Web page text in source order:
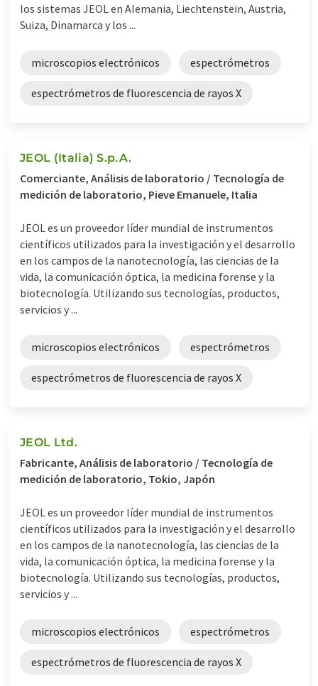
los sistemas JEOL en Alemania, Liechtenstein, Austria,
Suiza, Dinamarca y los ...
microscopios electrónicos espectrómetros
espectrómetros de fluorescencia de rayos X
JEOL (Italia) S.p.A.
Comerciante, Análisis de laboratorio / Tecnología de
medición de laboratorio, Pieve Emanuele, Italia
JEOL es un proveedor líder mundial de instrumentos
científicos utilizados para la investigación y el desarrollo
en los campos de la nanotecnología, las ciencias de la
vida, la comunicación óptica, la medicina forense y la
biotecnología. Utilizando sus tecnologías, productos,
servicios y ...
microscopios electrónicos espectrómetros
espectrómetros de fluorescencia de rayos X
JEOL Ltd.
Fabricante, Análisis de laboratorio / Tecnología de
medición de laboratorio, Tokio, Japón
JEOL es un proveedor líder mundial de instrumentos
científicos utilizados para la investigación y el desarrollo
en los campos de la nanotecnología, las ciencias de la
vida, la comunicación óptica, la medicina forense y la
biotecnología. Utilizando sus tecnologías, productos,
servicios y ...
microscopios electrónicos espectrómetros
espectrómetros de fluorescencia de rayos X